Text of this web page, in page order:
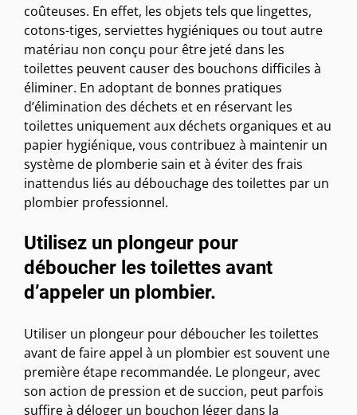
coûteuses. En effet, les objets tels que lingettes,
cotons-tiges, serviettes hygiéniques ou tout autre
matériau non conçu pour être jeté dans les
toilettes peuvent causer des bouchons difficiles à
éliminer. En adoptant de bonnes pratiques
d’élimination des déchets et en réservant les
toilettes uniquement aux déchets organiques et au
papier hygiénique, vous contribuez à maintenir un
système de plomberie sain et à éviter des frais
inattendus liés au débouchage des toilettes par un
plombier professionnel.
Utilisez un plongeur pour
déboucher les toilettes avant
d’appeler un plombier.
Utiliser un plongeur pour déboucher les toilettes
avant de faire appel à un plombier est souvent une
première étape recommandée. Le plongeur, avec
son action de pression et de succion, peut parfois
suffire à déloger un bouchon léger dans la